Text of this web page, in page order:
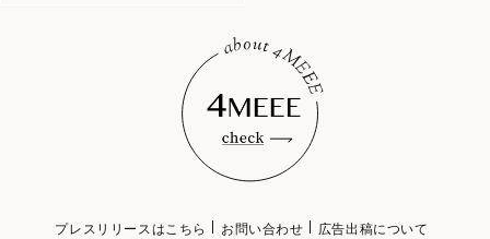
プレスリリースはこちら お問い合わせ 広告出稿について